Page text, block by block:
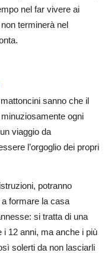
nel far vivere ai
terminerà nel
sanno che il
ogni
viaggio da
l’orgoglio dei propri
potranno
formare la casa
si tratta di una
12 anni, ma anche i più
solerti da non lasciarli